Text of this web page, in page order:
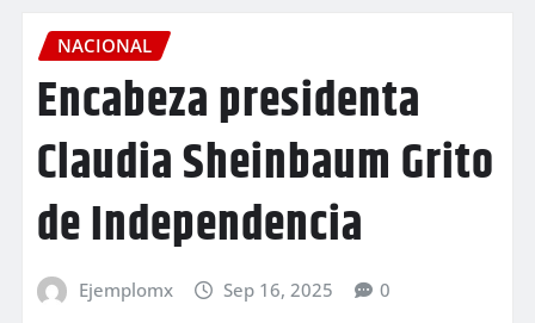
NACIONAL
Encabeza presidenta
Claudia Sheinbaum Grito
de Independencia
Ejemplomx Sep 16, 2025 0